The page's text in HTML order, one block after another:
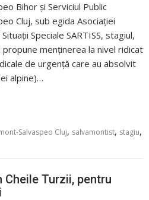
Bihor și Serviciul Public
Cluj, sub egida Asociației
Speciale SARTISS, stagiul,
propune menținerea la nivel ridicat
de urgență care au absolvit
alpine)…
Salvaspeo Cluj, salvamontist, stagiu,
Turzii, pentru